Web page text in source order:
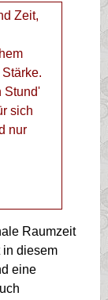
Zeit,
Stund'
sich
nur
Raumzeit
in diesem
eine